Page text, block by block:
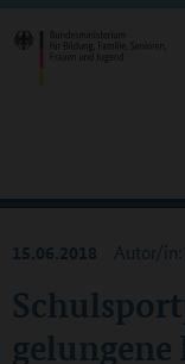
15.06.2018 Autor/in: